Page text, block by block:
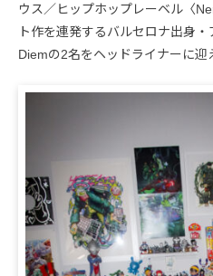
ウス／ヒップホップレーベル〈
ト作を連発するバルセロナ出身
Diemの2名をヘッドライナーに迎